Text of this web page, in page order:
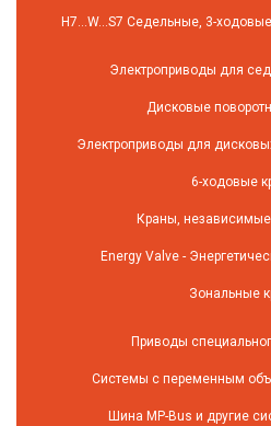
H7…W…S7 Седельные, 3-
Электроприводы для
Дисковые
Электроприводы для
6-ходовые
Краны,
Energy Valve -
Зональные
Приводы
Системы с переменным
Шина MP-Bus и другие